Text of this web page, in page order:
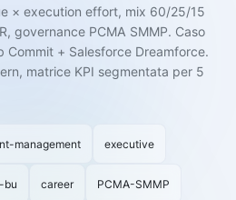
× execution effort, mix 60/25/15
governance PCMA SMMP. Caso
Commit + Salesforce Dreamforce.
matrice KPI segmentata per 5
management executive
bu career PCMA-SMMP